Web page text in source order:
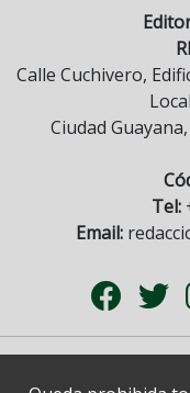
Calle Cuchivero,
Ciudad
Tel:
Email: